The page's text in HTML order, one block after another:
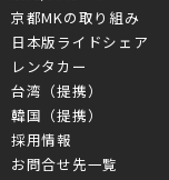
京都MKの取り組み
日本版ライドシェア
レンタカー
台湾（提携）
韓国（提携）
採用情報
お問合せ先一覧